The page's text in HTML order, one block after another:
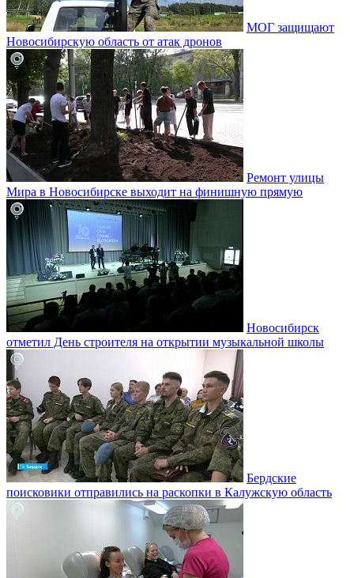
МОГ защищают
Новосибирскую область от атак дронов
Ремонт улицы
Мира в Новосибирске выходит на финишную прямую
Новосибирск
отметил День строителя на открытии музыкальной школы
Бердские
поисковики отправились на раскопки в Калужскую область